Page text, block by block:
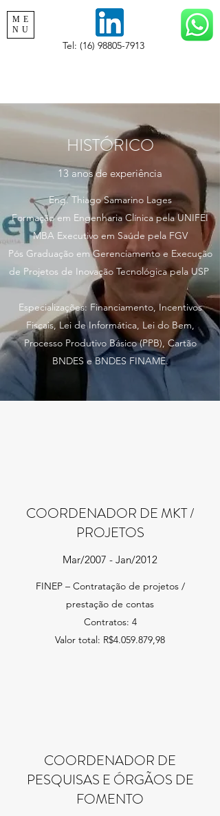
ME
NU
Tel: (16) 98805-7913
Mar/2007 - Jan/2012
COORDENADOR DE MKT /
PROJETOS
FINEP – Contratação de projetos /
prestação de contas
Contratos: 4
Valor total: R$4.059.879,98
COORDENADOR DE
PESQUISAS E ÓRGÃOS DE
FOMENTO
HISTÓRICO
13 anos de experiência
Eng. Thiago Samarino Lages
Formação em Engenharia Clínica pela UNIFEI
MBA Executivo em Saúde pela FGV
Pós Graduação em Gerenciamento e Execução
de Projetos de Inovação Tecnológica pela USP
Especializações: Financiamento, Incentivos
Fiscais, Lei de Informática, Lei do Bem,
Processo Produtivo Básico (PPB), Cartão
BNDES e BNDES FINAME.